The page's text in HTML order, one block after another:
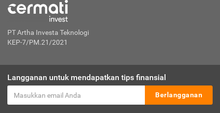
PT Artha Investa Teknologi
KEP-7/PM.21/2021
Langganan untuk mendapatkan tips finansial
Berlangganan